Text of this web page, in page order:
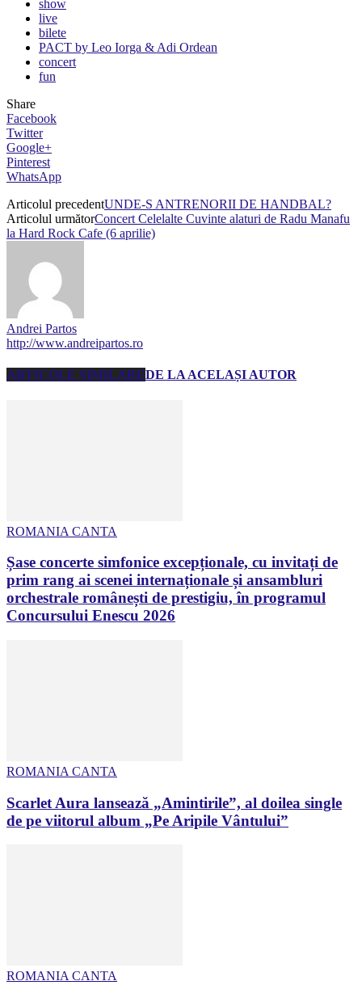
show
live
bilete
PACT by Leo Iorga & Adi Ordean
concert
fun
Share
Facebook
Twitter
Google+
Pinterest
WhatsApp
Articolul precedentUNDE-S ANTRENORII DE HANDBAL?
Articolul următorConcert Celelalte Cuvinte alaturi de Radu Manafu
la Hard Rock Cafe (6 aprilie)
Andrei Partos
http://www.andreipartos.ro
ARTICOLE SIMILAREDE LA ACELAȘI AUTOR
ROMANIA CANTA
Șase concerte simfonice excepționale, cu invitați de
prim rang ai scenei internaționale și ansambluri
orchestrale românești de prestigiu, în programul
Concursului Enescu 2026
ROMANIA CANTA
Scarlet Aura lansează „Amintirile”, al doilea single
de pe viitorul album „Pe Aripile Vântului”
ROMANIA CANTA